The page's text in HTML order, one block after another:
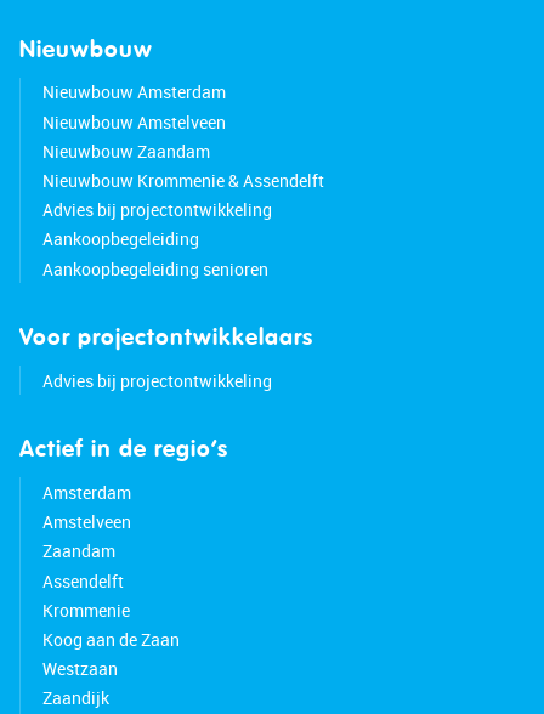
Nieuwbouw
Nieuwbouw Amsterdam
Nieuwbouw Amstelveen
Nieuwbouw Zaandam
Nieuwbouw Krommenie & Assendelft
Advies bij projectontwikkeling
Aankoopbegeleiding
Aankoopbegeleiding senioren
Voor projectontwikkelaars
Advies bij projectontwikkeling
Actief in de regio’s
Amsterdam
Amstelveen
Zaandam
Assendelft
Krommenie
Koog aan de Zaan
Westzaan
Zaandijk